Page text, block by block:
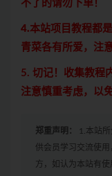
不了的请勿下单！
4.本站项目教程都
青菜各有所爱，注
5. 切记！收集教程
注意慎重考虑，以
郑重声明：
1.本站
供会员学习交流使
方，如认为本站有